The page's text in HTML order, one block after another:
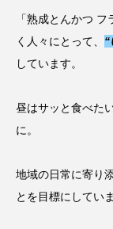
「熟成とんかつ
く人々にとって、
しています。
昼はサッと食べた
に。
地域の日常に寄り
とを目標にしていま